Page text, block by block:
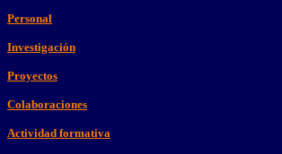
Personal
Investigación
Proyectos
Colaboraciones
Actividad formativa